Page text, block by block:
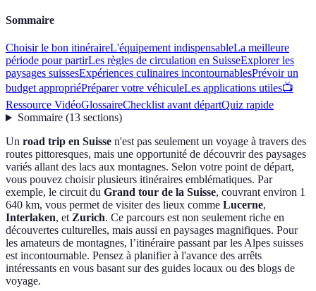
Sommaire
Choisir le bon itinéraireL'équipement indispensableLa meilleure
période pour partirLes règles de circulation en SuisseExplorer les
paysages suissesExpériences culinaires incontournablesPrévoir un
budget appropriéPréparer votre véhiculeLes applications utiles📺
Ressource VidéoGlossaireChecklist avant départQuiz rapide
Sommaire(13 sections)
Un road trip en Suisse n'est pas seulement un voyage à travers des
routes pittoresques, mais une opportunité de découvrir des paysages
variés allant des lacs aux montagnes. Selon votre point de départ,
vous pouvez choisir plusieurs itinéraires emblématiques. Par
exemple, le circuit du Grand tour de la Suisse, couvrant environ 1
640 km, vous permet de visiter des lieux comme Lucerne,
Interlaken, etZurich. Ce parcours est non seulement riche en
découvertes culturelles, mais aussi en paysages magnifiques. Pour
les amateurs de montagnes, l’itinéraire passant par les Alpes suisses
est incontournable. Pensez à planifier à l'avance des arrêts
intéressants en vous basant sur des guides locaux ou des blogs de
voyage.